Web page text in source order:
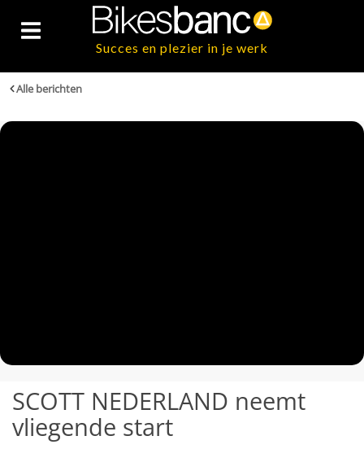
Succes en plezier in je werk
Alle berichten
SCOTT NEDERLAND neemt
vliegende start